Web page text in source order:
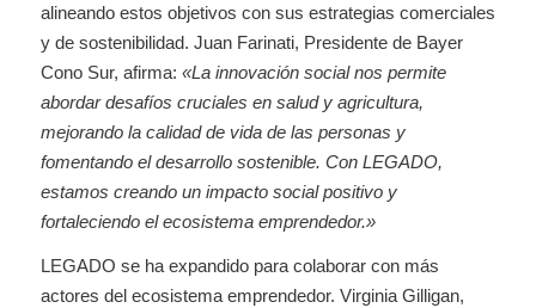
alineando estos objetivos con sus estrategias comerciales
y de sostenibilidad. Juan Farinati, Presidente de Bayer
Cono Sur, afirma: «La innovación social nos permite
abordar desafíos cruciales en salud y agricultura,
mejorando la calidad de vida de las personas y
fomentando el desarrollo sostenible. Con LEGADO,
estamos creando un impacto social positivo y
fortaleciendo el ecosistema emprendedor.»
LEGADO se ha expandido para colaborar con más
actores del ecosistema emprendedor. Virginia Gilligan,